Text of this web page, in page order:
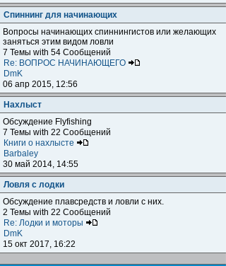
Спиннинг для начинающих
Вопросы начинающих спиннингистов или желающих
заняться этим видом ловли
7 Темы with 54 Сообщений
Re: ВОПРОС НАЧИНАЮЩЕГО
DmK
06 апр 2015, 12:56
Нахлыст
Обсуждение Flyfishing
7 Темы with 22 Сообщений
Книги о нахлысте
Barbaley
30 май 2014, 14:55
Ловля с лодки
Обсуждение плавсредств и ловли с них.
2 Темы with 22 Сообщений
Re: Лодки и моторы
DmK
15 окт 2017, 16:22